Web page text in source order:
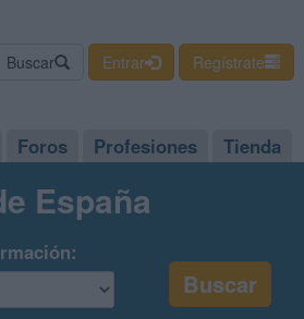
Buscar Entrar Regístrate
Foros Profesiones Tienda
España